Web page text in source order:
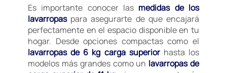
Es importante conocer las medidas de los
lavarropaspara asegurarte de que encajará
perfectamente en el espacio disponible en tu
hogar. Desde opciones compactas como el
lavarropas de 6 kg carga superiorhasta los
modelos más grandes como un lavarropas de